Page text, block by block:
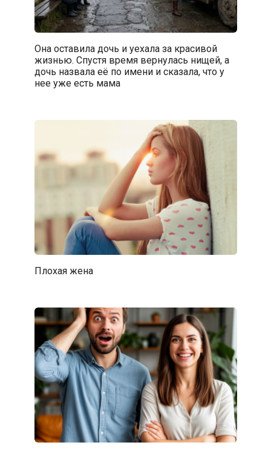
Она оставила дочь и уехала за красивой
жизнью. Спустя время вернулась нищей, а
дочь назвала её по имени и сказала, что у
нее уже есть мама
Плoxaя жена